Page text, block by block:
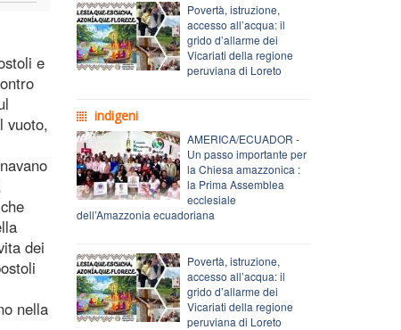
e
vuoto,
dei
nella
Povertà, istruzione,
accesso all’acqua: il
grido d’allarme dei
Vicariati della regione
peruviana di Loreto
indigeni
AMERICA/ECUADOR -
Un passo importante per
la Chiesa amazzonica :
la Prima Assemblea
ecclesiale
dell’Amazzonia ecuadoriana
Povertà, istruzione,
accesso all’acqua: il
grido d’allarme dei
Vicariati della regione
peruviana di Loreto